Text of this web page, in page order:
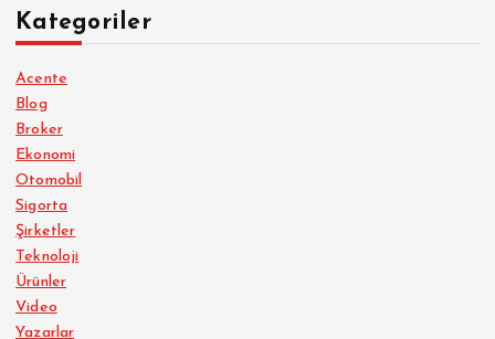
Kategoriler
Acente
Blog
Broker
Ekonomi
Otomobil
Sigorta
Şirketler
Teknoloji
Ürünler
Video
Yazarlar